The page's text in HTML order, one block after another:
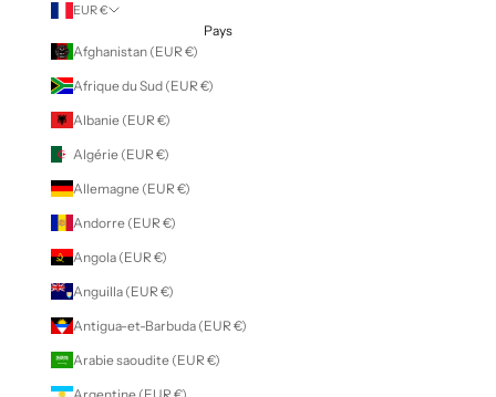
EUR €
Pays
Afghanistan (EUR €)
Afrique du Sud (EUR €)
Albanie (EUR €)
Algérie (EUR €)
Allemagne (EUR €)
Andorre (EUR €)
Angola (EUR €)
Anguilla (EUR €)
Antigua-et-Barbuda (EUR €)
Arabie saoudite (EUR €)